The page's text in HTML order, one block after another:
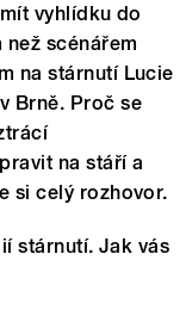
vyhlídku do
scénářem
na stárnutí Lucie
Brně. Proč se
na stáří a
si celý rozhovor.
stárnutí. Jak vás